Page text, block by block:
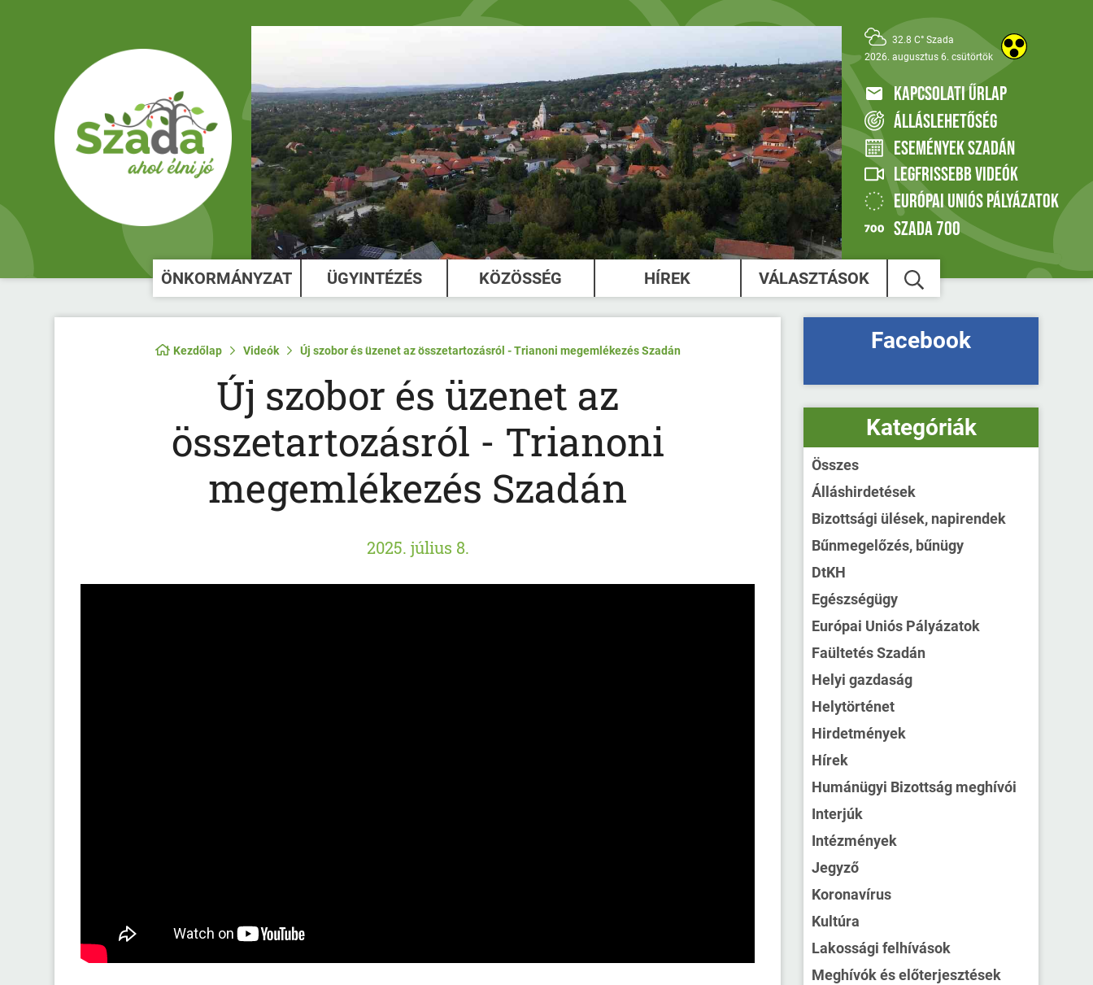
32.8 C° Szada
2026. augusztus 6. csütörtök
KAPCSOLATI ŰRLAP
ÁLLÁSLEHETŐSÉG
ESEMÉNYEK SZADÁN
LEGFRISSEBB VIDEÓK
EURÓPAI UNIÓS PÁLYÁZATOK
SZADA 700
ÖNKORMÁNYZAT ÜGYINTÉZÉS KÖZÖSSÉG HÍREK VÁLASZTÁSOK
Kezdőlap Videók Új szobor és üzenet az összetartozásról - Trianoni megemlékezés Szadán
Új szobor és üzenet az
összetartozásról - Trianoni
megemlékezés Szadán
2025. július 8.
Facebook
Kategóriák
Összes
Álláshirdetések
Bizottsági ülések, napirendek
Bűnmegelőzés, bűnügy
DtKH
Egészségügy
Európai Uniós Pályázatok
Faültetés Szadán
Helyi gazdaság
Helytörténet
Hirdetmények
Hírek
Humánügyi Bizottság meghívói
Interjúk
Intézmények
Jegyző
Koronavírus
Kultúra
Lakossági felhívások
Meghívók és előterjesztések